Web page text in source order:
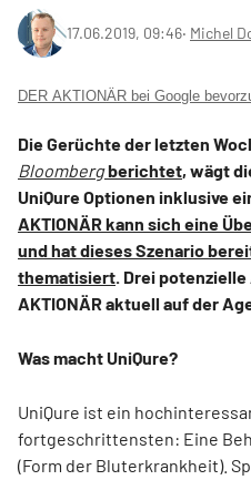
17.06.2019, 09:46‧ Michel
DER AKTIONÄR bei Google
Die Gerüchte der letzten
Bloombergberichtet, wägt
UniQure Optionen inklusive
AKTIONÄR kann sich eine
und hat dieses Szenario
thematisiert. Drei
AKTIONÄR aktuell auf der
Was macht UniQure?
UniQure ist ein
fortgeschrittensten: Eine
(Form der Bluterkrankheit).